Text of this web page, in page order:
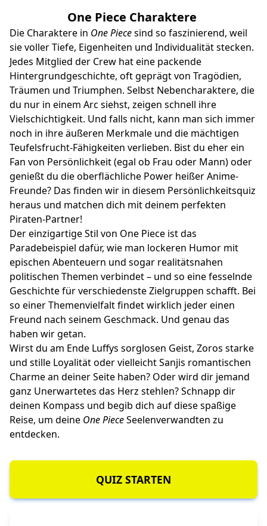
One Piece Charaktere
Die Charaktere in One Piecesind so faszinierend, weil
sie voller Tiefe, Eigenheiten und Individualität stecken.
Jedes Mitglied der Crew hat eine packende
Hintergrundgeschichte, oft geprägt von Tragödien,
Träumen und Triumphen. Selbst Nebencharaktere, die
du nur in einem Arc siehst, zeigen schnell ihre
Vielschichtigkeit. Und falls nicht, kann man sich immer
noch in ihre äußeren Merkmale und die mächtigen
Teufelsfrucht-Fähigkeiten verlieben. Bist du eher ein
Fan von Persönlichkeit (egal ob Frau oder Mann) oder
genießt du die oberflächliche Power heißer Anime-
Freunde? Das finden wir in diesem Persönlichkeitsquiz
heraus und matchen dich mit deinem perfekten
Piraten-Partner!
Der einzigartige Stil von One Piece ist das
Paradebeispiel dafür, wie man lockeren Humor mit
epischen Abenteuern und sogar realitätsnahen
politischen Themen verbindet – und so eine fesselnde
Geschichte für verschiedenste Zielgruppen schafft. Bei
so einer Themenvielfalt findet wirklich jeder einen
Freund nach seinem Geschmack. Und genau das
haben wir getan.
Wirst du am Ende Luffys sorglosen Geist, Zoros starke
und stille Loyalität oder vielleicht Sanjis romantischen
Charme an deiner Seite haben? Oder wird dir jemand
ganz Unerwartetes das Herz stehlen? Schnapp dir
deinen Kompass und begib dich auf diese spaßige
Reise, um deine One PieceSeelenverwandten zu
entdecken.
QUIZ STARTEN